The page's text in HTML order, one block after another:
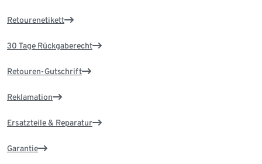
Retourenetikett
30 Tage Rückgaberecht
Retouren-Gutschrift
Reklamation
Ersatzteile & Reparatur
Garantie